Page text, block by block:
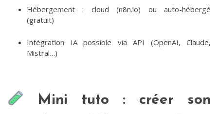
Hébergement : cloud (n8n.io) ou auto-hébergé
(gratuit)
Intégration IA possible via API (OpenAI, Claude,
Mistral…)
Mini tuto : créer son